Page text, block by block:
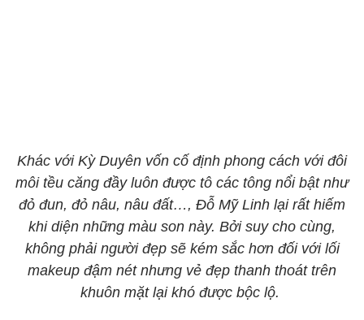
​​​​​​​Khác với Kỳ Duyên vốn cố định phong cách với đôi
môi tều căng đầy luôn được tô các tông nổi bật như
đỏ đun, đỏ nâu, nâu đất…, Đỗ Mỹ Linh lại rất hiếm
khi diện những màu son này. Bởi suy cho cùng,
không phải người đẹp sẽ kém sắc hơn đối với lối
makeup đậm nét nhưng vẻ đẹp thanh thoát trên
khuôn mặt lại khó được bộc lộ.